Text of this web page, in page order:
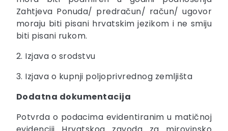
Zahtjeva Ponuda/ predračun/ račun/ ugovor
moraju biti pisani hrvatskim jezikom i ne smiju
biti pisani rukom.
2. Izjava o srodstvu
3. Izjava o kupnji poljoprivrednog zemljišta
Dodatna dokumentacija
Potvrda o podacima evidentiranim u matičnoj